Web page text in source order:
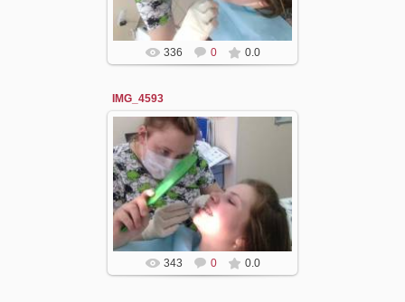
336 0 0.0
IMG_4593
05.05.2016
dzergal
343 0 0.0